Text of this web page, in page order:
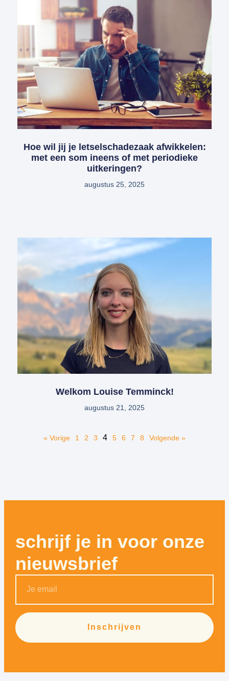
Hoe wil jij je letselschadezaak afwikkelen:
met een som ineens of met periodieke
uitkeringen?
augustus 25, 2025
Welkom Louise Temminck!
augustus 21, 2025
« Vorige 1 2 3 4 5 6 7 8 Volgende »
schrijf je in voor onze
nieuwsbrief
Inschrijven